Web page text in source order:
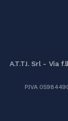
A.T.T.I. Srl - Via
P.IVA